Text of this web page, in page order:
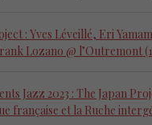
: Yves Léveillé, Eri
Lozano @ l’Outremont
Jazz 2023 : The Japan
française et la Ruche